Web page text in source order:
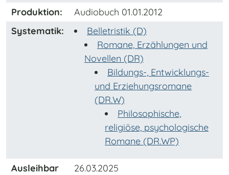
Produktion:
Audiobuch 01.01.2012
Systematik:
Belletristik (D)
Romane, Erzählungen und
Novellen (DR)
Bildungs-, Entwicklungs-
und Erziehungsromane
(DR.W)
Philosophische,
religiöse, psychologische
Romane (DR.WP)
Ausleihbar
26.03.2025